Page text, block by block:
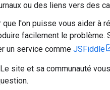
ou des liens vers des
que l'on puisse vous aider à
facilement le problème.
un service comme JSFiddle
Le site et sa communauté